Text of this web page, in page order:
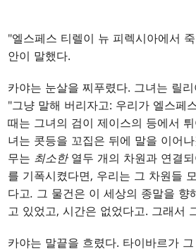
"엘스페스 티렐이 뉴 피렉시아에서
안이 말했다.
카야는 눈살을 찌푸렸다. 그녀는 릴
"그냥 말해 버리자고: 우리가 엘스페
때는 그녀의 검이 제이스의 등에서
녀는 콧등을 꼬집은 뒤에 말을 이어
무는 최소한열두 개의 차원과 연결
를 기폭시켰다면, 우리는 그 차원들
다고. 그 물건은 이 세상의 종말을 향
고 있었고, 시간은 없었다고. 그래서
카야는 말끝을 흐렸다. 타이바르가